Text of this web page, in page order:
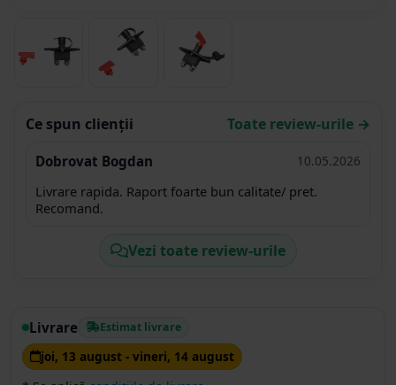
Ce spun clienții Toate review-urile →
Dobrovat Bogdan 10.05.2026
Livrare rapida. Raport foarte bun calitate/ pret.
Recomand.
Vezi toate review-urile
Livrare Estimat livrare
joi, 13 august - vineri, 14 august